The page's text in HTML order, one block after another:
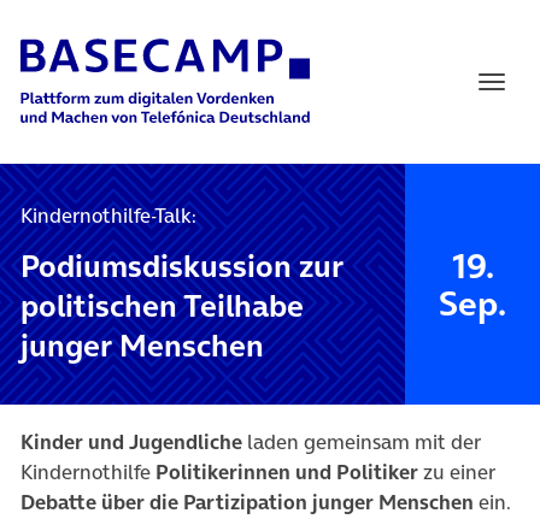
Main Navigation
Kindernothilfe-Talk:
Podiumsdiskussion zur
politischen Teilhabe
junger Menschen
19.
Sep.
Kinder und Jugendliche laden gemeinsam mit der
Kindernothilfe Politikerinnen und Politikerzu einer
Debatte über die Partizipation junger Menschen ein.